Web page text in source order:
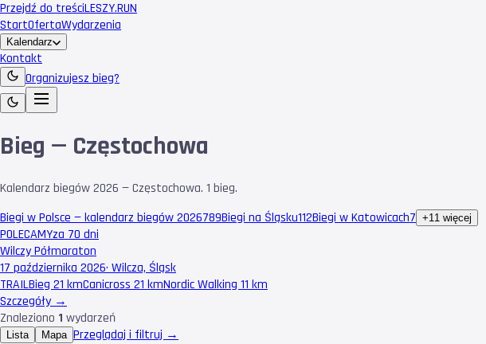
Przejdź do treściLESZY.RUN
StartOfertaWydarzenia
Kalendarz
Kontakt
Organizujesz bieg?
Bieg — Częstochowa
Kalendarz biegów 2026 — Częstochowa. 1 bieg.
Biegi w Polsce — kalendarz biegów 2026789Biegi na Śląsku112Biegi w Katowicach7 +11 więcej
POLECAMYza 70 dni
Wilczy Półmaraton
17 października 2026· Wilcza, Śląsk
TRAILBieg 21 kmCanicross 21 kmNordic Walking 11 km
Szczegóły →
Znaleziono 1 wydarzeń
Lista Mapa Przeglądaj i filtruj →